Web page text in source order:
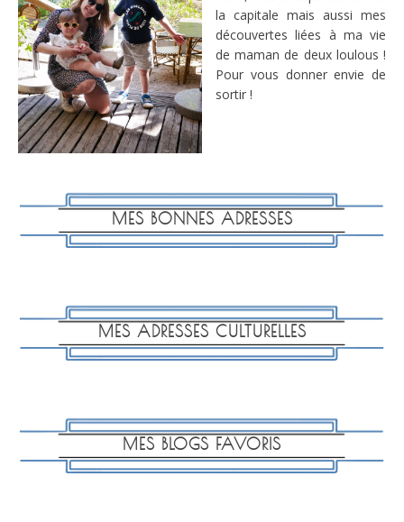
la capitale mais aussi mes
découvertes liées à ma vie
de maman de deux loulous !
Pour vous donner envie de
sortir !
MES BONNES ADRESSES
MES ADRESSES CULTURELLES
MES BLOGS FAVORIS